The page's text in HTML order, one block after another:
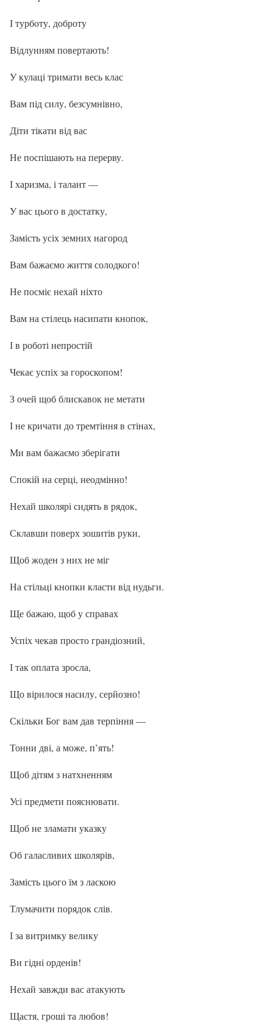
І турботу, доброту
Відлунням повертають!
У кулаці тримати весь клас
Вам під силу, безсумнівно,
Діти тікати від вас
Не поспішають на перерву.
І харизма, і талант —
У вас цього в достатку,
Замість усіх земних нагород
Вам бажаємо життя солодкого!
Не посміє нехай ніхто
Вам на стілець насипати кнопок,
І в роботі непростій
Чекає успіх за гороскопом!
З очей щоб блискавок не метати
І не кричати до тремтіння в стінах,
Ми вам бажаємо зберігати
Спокій на серці, неодмінно!
Нехай школярі сидять в рядок,
Склавши поверх зошитів руки,
Щоб жоден з них не міг
На стільці кнопки класти від нудьги.
Ще бажаю, щоб у справах
Успіх чекав просто грандіозний,
І так оплата зросла,
Що вірилося насилу, серйозно!
Скільки Бог вам дав терпіння —
Тонни дві, а може, п’ять!
Щоб дітям з натхненням
Усі предмети пояснювати.
Щоб не зламати указку
Об галасливих школярів,
Замість цього їм з ласкою
Тлумачити порядок слів.
І за витримку велику
Ви гідні орденів!
Нехай завжди вас атакують
Щастя, гроші та любов!